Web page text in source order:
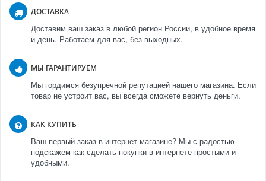
ДОСТАВКА
Доставим ваш заказ в любой регион России, в удобное время
и день. Работаем для вас, без выходных.
МЫ ГАРАНТИРУЕМ
Мы гордимся безупречной репутацией нашего магазина. Если
товар не устроит вас, вы всегда сможете вернуть деньги.
КАК КУПИТЬ
Ваш первый заказ в интернет-магазине? Мы с радостью
подскажем как сделать покупки в интернете простыми и
удобными.